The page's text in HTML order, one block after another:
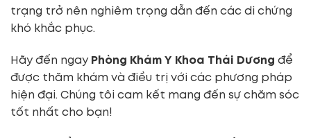
trạng trở nên nghiêm trọng dẫn đến các di chứng
khó khắc phục.
Hãy đến ngay Phòng Khám Y Khoa Thái Dương để
được thăm khám và điều trị với các phương pháp
hiện đại. Chúng tôi cam kết mang đến sự chăm sóc
tốt nhất cho bạn!